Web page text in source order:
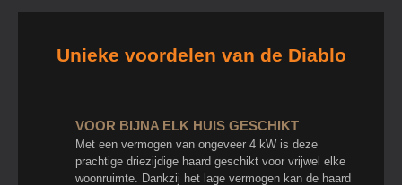
Unieke voordelen van de Diablo
VOOR BIJNA ELK HUIS GESCHIKT
Met een vermogen van ongeveer 4 kW is deze
prachtige driezijdige haard geschikt voor vrijwel elke
woonruimte. Dankzij het lage vermogen kan de haard